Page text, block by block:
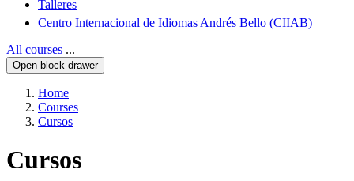
Talleres
Centro Internacional de Idiomas Andrés Bello (CIIAB)
All courses ...
Open block drawer
Home
Courses
Cursos
Cursos